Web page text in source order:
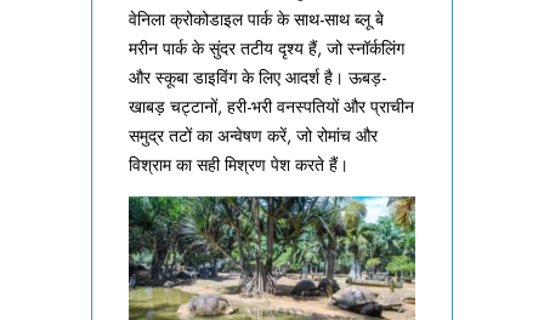
वेनिला क्रोकोडाइल पार्क के साथ-साथ ब्लू बे
मरीन पार्क के सुंदर तटीय दृश्य हैं, जो स्नॉर्कलिंग
और स्कूबा डाइविंग के लिए आदर्श है। ऊबड़-
खाबड़ चट्टानों, हरी-भरी वनस्पतियों और प्राचीन
समुद्र तटों का अन्वेषण करें, जो रोमांच और
विश्राम का सही मिश्रण पेश करते हैं।